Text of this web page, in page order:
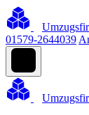
01579-2644039